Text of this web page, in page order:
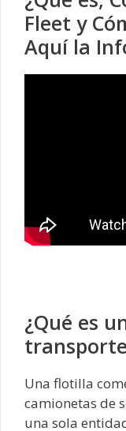
Fleet y
Aquí la
¿Qué es
Una flotilla
camionetas de
una sola